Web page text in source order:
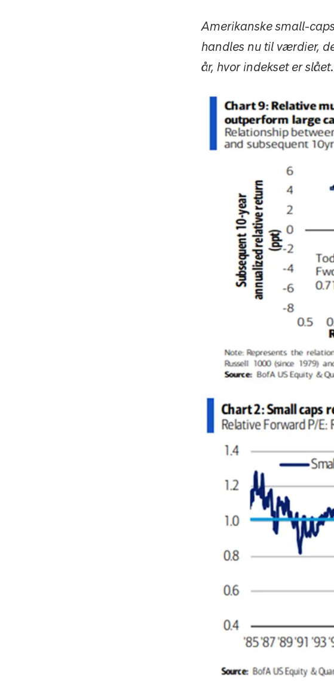
Amerikanske small-
handles nu til værdier,
år, hvor indekset er slået.